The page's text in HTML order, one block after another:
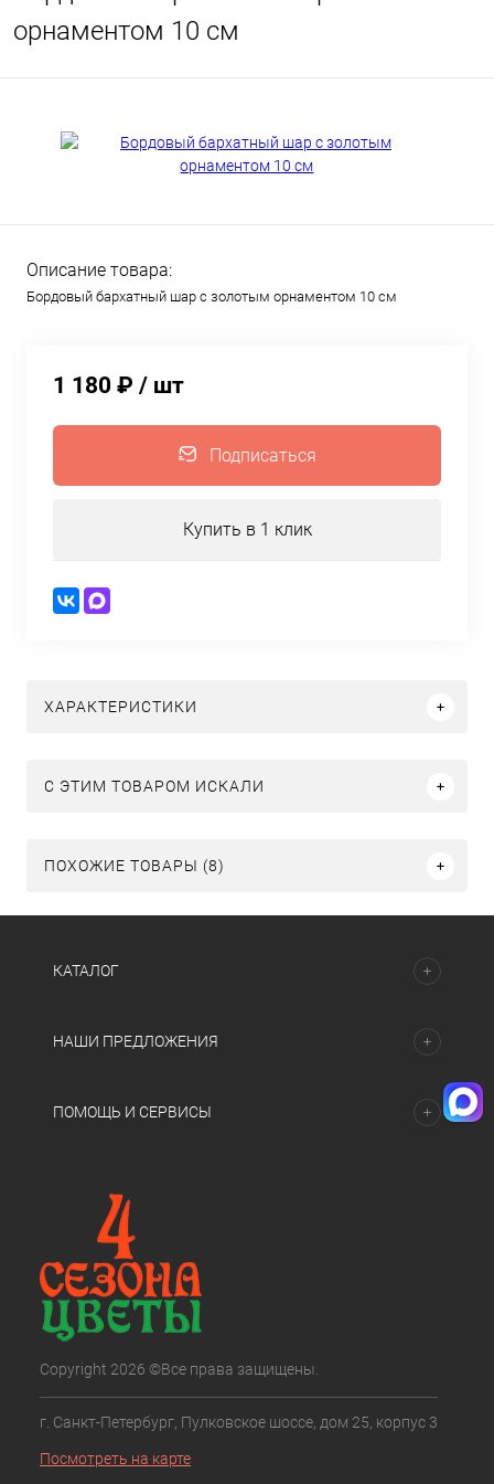
орнаментом 10 см
Описание товара:
Бордовый бархатный шар с золотым орнаментом 10 см
1 180 ₽ / шт
Подписаться
Купить в 1 клик
ХАРАКТЕРИСТИКИ
C ЭТИМ ТОВАРОМ ИСКАЛИ
ПОХОЖИЕ ТОВАРЫ (8)
КАТАЛОГ
НАШИ ПРЕДЛОЖЕНИЯ
ПОМОЩЬ И СЕРВИСЫ
Copyright 2026 ©Все права защищены.
г. Санкт-Петербург, Пулковское шоссе, дом 25, корпус 3
Посмотреть на карте